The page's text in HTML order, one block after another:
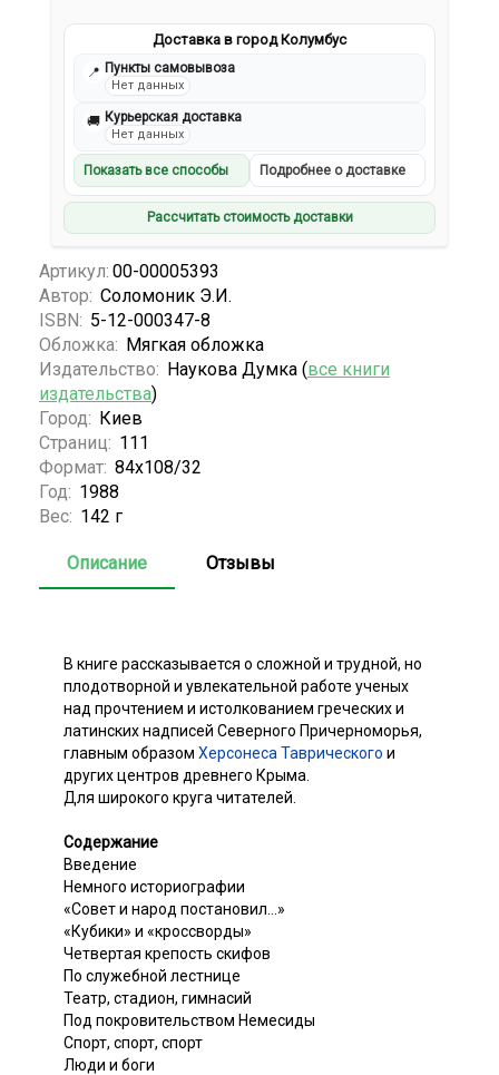
Доставка в город Колумбус
📍 Пункты самовывоза
Нет данных
🚚 Курьерская доставка
Нет данных
Показать все способы Подробнее о доставке
Рассчитать стоимость доставки
Артикул: 00-00005393
Автор: Соломоник Э.И.
ISBN: 5-12-000347-8
Обложка: Мягкая обложка
Издательство: Наукова Думка (все книги
издательства)
Город: Киев
Страниц: 111
Формат: 84x108/32
Год: 1988
Вес: 142 г
Описание Отзывы
В книге рассказывается о сложной и трудной, но
плодотворной и увлекательной работе ученых
над прочтением и истолкованием греческих и
латинских надписей Северного Причерноморья,
главным образом Херсонеса Таврического и
других центров древнего Крыма.
Для широкого круга читателей.
Содержание
Введение
Немного историографии
«Совет и народ постановил...»
«Кубики» и «кроссворды»
Четвертая крепость скифов
По служебной лестнице
Театр, стадион, гимнасий
Под покровительством Немесиды
Спорт, спорт, спорт
Люди и боги